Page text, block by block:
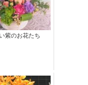
紫のお花たち